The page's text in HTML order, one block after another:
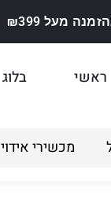
מעל ₪399
ראשי בלוג
מכשירי אידוי